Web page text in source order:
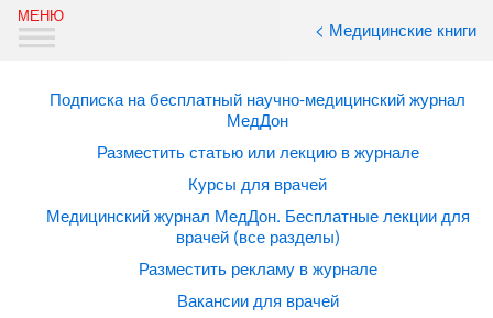
< Медицинские книги
Подписка на бесплатный научно-медицинский журнал
МедДон
Разместить статью или лекцию в журнале
Курсы для врачей
Медицинский журнал МедДон. Бесплатные лекции для
врачей (все разделы)
Разместить рекламу в журнале
Вакансии для врачей